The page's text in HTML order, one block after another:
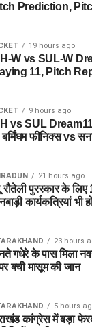
Prediction,
19 hours ago
W vs SUL-W
11, Pitch
9 hours ago
vs SUL
फीनिक्स vs
21 hours ago
रौतेली पुरस्कार के
कार्यकत्रियां भी
23 hours
गधेरे के पास मिला
बची मासूम की जान
5 hours
कांग्रेस में बड़ा